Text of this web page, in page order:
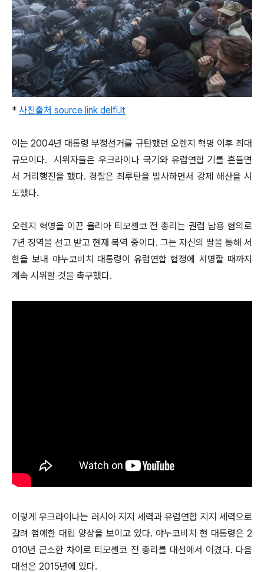
* 사진출처 source link delfi.lt
이는 2004년 대통령 부정선거를 규탄했던 오렌지 혁명 이후 최대
규모이다. 시위자들은 우크라이나 국기와 유럽연합 기를 흔들면
서 거리행진을 했다. 경찰은 최루탄을 발사하면서 강제 해산을 시
도했다.
오렌지 혁명을 이끈 율리아 티모셴코 전 총리는 권렴 남용 혐의로
7년 징역을 선고 받고 현재 복역 중이다. 그는 자신의 딸을 통해 서
한을 보내 야누코비치 대통령이 유럽연합 협정에 서명할 때까지
계속 시위할 것을 촉구했다.
이렇게 우크라이나는 러시아 지지 세력과 유럽연합 지지 세력으로
갈려 첨예한 대립 양상을 보이고 있다. 야누코비치 현 대통령은 2
010년 근소한 차이로 티모셴코 전 총리를 대선에서 이겼다. 다음
대선은 2015년에 있다.